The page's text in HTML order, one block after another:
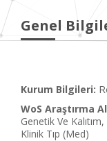
Genel
Kurum Bilgileri:
WoS Araştırma
Genetik Ve
Klinik Tıp (Med)